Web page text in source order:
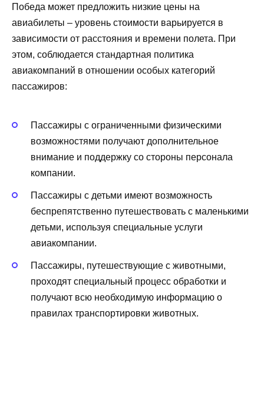
Победа может предложить низкие цены на
авиабилеты – уровень стоимости варьируется в
зависимости от расстояния и времени полета. При
этом, соблюдается стандартная политика
авиакомпаний в отношении особых категорий
пассажиров:
Пассажиры с ограниченными физическими
возможностями получают дополнительное
внимание и поддержку со стороны персонала
компании.
Пассажиры с детьми имеют возможность
беспрепятственно путешествовать с маленькими
детьми, используя специальные услуги
авиакомпании.
Пассажиры, путешествующие с животными,
проходят специальный процесс обработки и
получают всю необходимую информацию о
правилах транспортировки животных.